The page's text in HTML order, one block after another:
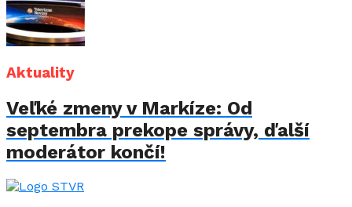
Aktuality
Veľké zmeny v Markíze: Od
septembra prekope správy, ďalší
moderátor končí!